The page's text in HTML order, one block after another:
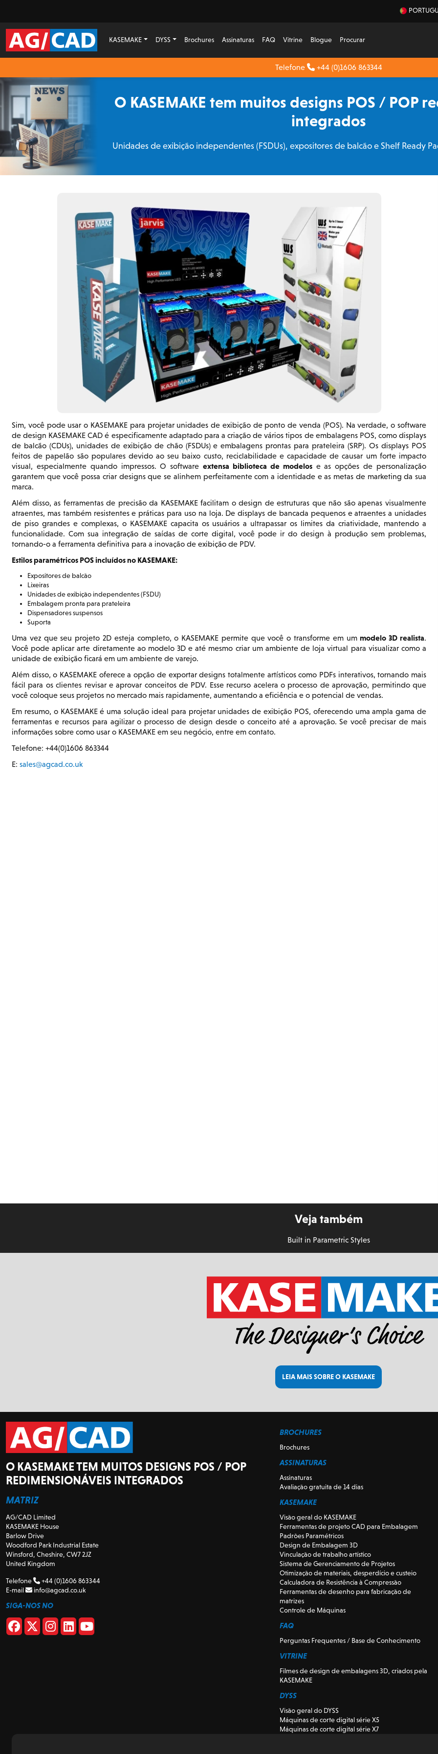
KASEMAKE DYSS Brochures Assinaturas FAQ Vitrine Blogue Procurar
Telefone +44 (0)1606 863344
O KASEMAKE tem muitos designs POS / POP
integrados
Unidades de exibição independentes (FSDUs), expositores de balcão e Shelf Ready
Sim, você pode usar o KASEMAKE para projetar unidades de exibição de ponto de venda (POS). Na verdade, o software
de design KASEMAKE CAD é especificamente adaptado para a criação de vários tipos de embalagens POS, como displays
de balcão (CDUs), unidades de exibição de chão (FSDUs) e embalagens prontas para prateleira (SRP). Os displays POS
feitos de papelão são populares devido ao seu baixo custo, reciclabilidade e capacidade de causar um forte impacto
visual, especialmente quando impressos. O softwareextensa biblioteca de modelose as opções de personalização
garantem que você possa criar designs que se alinhem perfeitamente com a identidade e as metas de marketing da sua
marca.
Além disso, as ferramentas de precisão da KASEMAKE facilitam o design de estruturas que não são apenas visualmente
atraentes, mas também resistentes e práticas para uso na loja. De displays de bancada pequenos e atraentes a unidades
de piso grandes e complexas, o KASEMAKE capacita os usuários a ultrapassar os limites da criatividade, mantendo a
funcionalidade. Com sua integração de saídas de corte digital, você pode ir do design à produção sem problemas,
tornando-o a ferramenta definitiva para a inovação de exibição de PDV.
Estilos paramétricos POS incluídos no KASEMAKE:
Expositores de balcão
Lixeiras
Unidades de exibição independentes (FSDU)
Embalagem pronta para prateleira
Dispensadores suspensos
Suporta
Uma vez que seu projeto 2D esteja completo, o KASEMAKE permite que você o transforme em um modelo 3D realista.
Você pode aplicar arte diretamente ao modelo 3D e até mesmo criar um ambiente de loja virtual para visualizar como a
unidade de exibição ficará em um ambiente de varejo.
Além disso, o KASEMAKE oferece a opção de exportar designs totalmente artísticos como PDFs interativos, tornando mais
fácil para os clientes revisar e aprovar conceitos de PDV. Esse recurso acelera o processo de aprovação, permitindo que
você coloque seus projetos no mercado mais rapidamente, aumentando a eficiência e o potencial de vendas.
Em resumo, o KASEMAKE é uma solução ideal para projetar unidades de exibição POS, oferecendo uma ampla gama de
ferramentas e recursos para agilizar o processo de design desde o conceito até a aprovação. Se você precisar de mais
informações sobre como usar o KASEMAKE em seu negócio, entre em contato.
Telefone: +44(0)1606 863344
E: sales@agcad.co.uk
Veja também
Built in Parametric Styles
LEIA MAIS SOBRE O KASEMAKE
O KASEMAKE TEM MUITOS DESIGNS POS / POP
REDIMENSIONÁVEIS INTEGRADOS
MATRIZ
AG/CAD Limited
KASEMAKE House
Barlow Drive
Woodford Park Industrial Estate
Winsford, Cheshire, CW7 2JZ
United Kingdom
Telefone
+44 (0)1606 863344
E-mail
info@agcad.co.uk
SIGA-NOS NO
BROCHURES
Brochures
ASSINATURAS
Assinaturas
Avaliação gratuita de 14 dias
KASEMAKE
Visão geral do KASEMAKE
Ferramentas de projeto CAD para Embalagem
Padrões Paramétricos
Design de Embalagem 3D
Vinculação de trabalho artístico
Sistema de Gerenciamento de Projetos
Otimização de materiais, desperdício e custeio
Calculadora de Resistência à Compressão
Ferramentas de desenho para fabricação de
matrizes
Controle de Máquinas
FAQ
Perguntas Frequentes / Base de Conhecimento
VITRINE
Filmes de design de embalagens 3D, criados pela
KASEMAKE
DYSS
Visão geral do DYSS
Máquinas de corte digital série X5
Máquinas de corte digital série X7